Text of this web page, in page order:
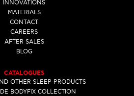
INNOVATIONS
MATERIALS
CONTACT
CAREERS
AFTER SALES
BLOG
CATALOGUES
OTHER SLEEP PRODUCTS
BODYFIX COLLECTION